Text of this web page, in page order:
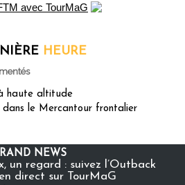
HEURE
haute altitude
dans le Mercantour frontalier
NEWS
un regard : suivez l’Outback
direct sur TourMaG